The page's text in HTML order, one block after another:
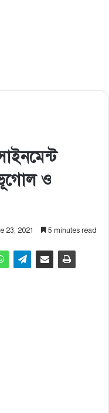
ও
23, 2021 5 minutes read